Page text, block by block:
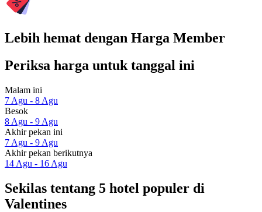
Lebih hemat dengan Harga Member
Periksa harga untuk tanggal ini
Malam ini
7 Agu - 8 Agu
Besok
8 Agu - 9 Agu
Akhir pekan ini
7 Agu - 9 Agu
Akhir pekan berikutnya
14 Agu - 16 Agu
Sekilas tentang 5 hotel populer di
Valentines